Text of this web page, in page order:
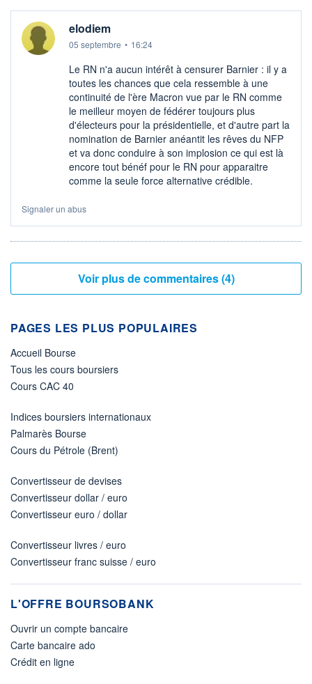
elodiem
05 septembre • 16:24
Le RN n'a aucun intérêt à censurer Barnier : il y a
toutes les chances que cela ressemble à une
continuité de l'ère Macron vue par le RN comme
le meilleur moyen de fédérer toujours plus
d'électeurs pour la présidentielle, et d'autre part la
nomination de Barnier anéantit les rêves du NFP
et va donc conduire à son implosion ce qui est là
encore tout bénéf pour le RN pour apparaitre
comme la seule force alternative crédible.
Signaler un abus
Voir plus de commentaires (4)
PAGES LES PLUS POPULAIRES
Accueil Bourse
Tous les cours boursiers
Cours CAC 40
Indices boursiers internationaux
Palmarès Bourse
Cours du Pétrole (Brent)
Convertisseur de devises
Convertisseur dollar / euro
Convertisseur euro / dollar
Convertisseur livres / euro
Convertisseur franc suisse / euro
L'OFFRE BOURSOBANK
Ouvrir un compte bancaire
Carte bancaire ado
Crédit en ligne